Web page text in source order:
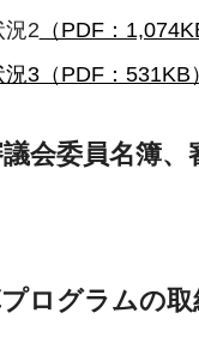
況2（PDF：
3（PDF：531KB）
会委員名簿、
ログラムの取